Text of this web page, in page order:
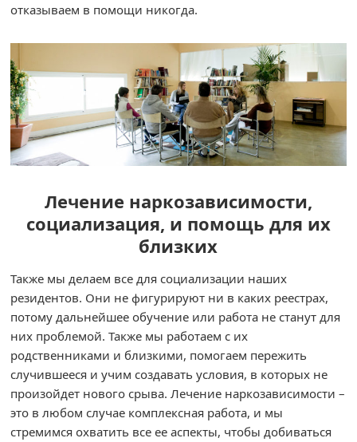
отказываем в помощи никогда.
Лечение наркозависимости,
социализация, и помощь для их
близких
Также мы делаем все для социализации наших
резидентов. Они не фигурируют ни в каких реестрах,
потому дальнейшее обучение или работа не станут для
них проблемой. Также мы работаем с их
родственниками и близкими, помогаем пережить
случившееся и учим создавать условия, в которых не
произойдет нового срыва. Лечение наркозависимости –
это в любом случае комплексная работа, и мы
стремимся охватить все ее аспекты, чтобы добиваться